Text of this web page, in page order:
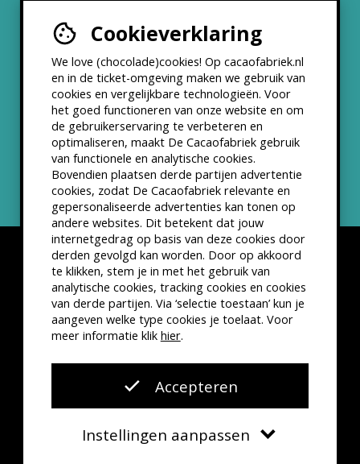
Cookieverklaring
We love (chocolade)cookies! Op cacaofabriek.nl
en in de ticket-omgeving maken we gebruik van
cookies en vergelijkbare technologieën. Voor
het goed functioneren van onze website en om
de gebruikerservaring te verbeteren en
optimaliseren, maakt De Cacaofabriek gebruik
van functionele en analytische cookies.
Bovendien plaatsen derde partijen advertentie
cookies, zodat De Cacaofabriek relevante en
gepersonaliseerde advertenties kan tonen op
andere websites. Dit betekent dat jouw
internetgedrag op basis van deze cookies door
derden gevolgd kan worden. Door op akkoord
te klikken, stem je in met het gebruik van
analytische cookies, tracking cookies en cookies
van derde partijen. Via ‘selectie toestaan’ kun je
aangeven welke type cookies je toelaat. Voor
meer informatie klik hier.
Accepteren
Instellingen aanpassen
Werken bij
Partners & Samenwerkingen
ANBI status
Nieuwsbrief
Disclaimer Privacyverklaring
Kleine lettertjes
VSCD Bezoekersvoorwaarden
Website doorThe Cre8ion.Lab